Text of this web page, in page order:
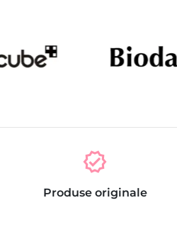
verified
Produse originale